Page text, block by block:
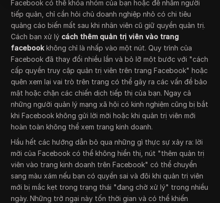
Facebook có thể khóa nhóm của bạn hoặc để nhầm người
tiếp quản, chỉ cần hỏi chủ doanh nghiệp nhỏ có chi tiêu
quảng cáo biến mất sau khi nhân viên cũ giữ quyền quản trị.
Cách bạn xử lý cách thêm quản trị viên vào trang
facebook không chỉ là nhấp vào một nút. Quy trình của
Facebook đã thay đổi nhiều lần và bỏ lỡ một bước với "cách
cấp quyền truy cập quản trị viên trên trang Facebook" hoặc
quên xem lại vai trò trên trang có thể gây ra các vấn đề bảo
mật hoặc chặn các chiến dịch tiếp thị của bạn. Ngay cả
những người quản lý mạng xã hội có kinh nghiệm cũng bị bắt
khi Facebook không gửi lời mời hoặc khi quản trị viên mới
hoàn toàn không thể xem trang kinh doanh.
Hầu hết các hướng dẫn bỏ qua những gì thực sự xảy ra: lời
mời của Facebook có thể không hiển thị, nút "thêm quản trị
viên vào trang kinh doanh trên Facebook" có thể chuyển
sang màu xám nếu bạn có quyền sai và đôi khi quản trị viên
mới bị mắc kẹt trong trạng thái "đang chờ xử lý" trong nhiều
ngày. Những trở ngại này tốn thời gian và có thể khiến